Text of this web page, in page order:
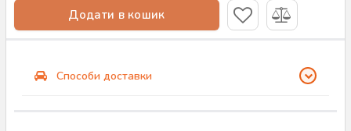
Додати в кошик
Способи доставки